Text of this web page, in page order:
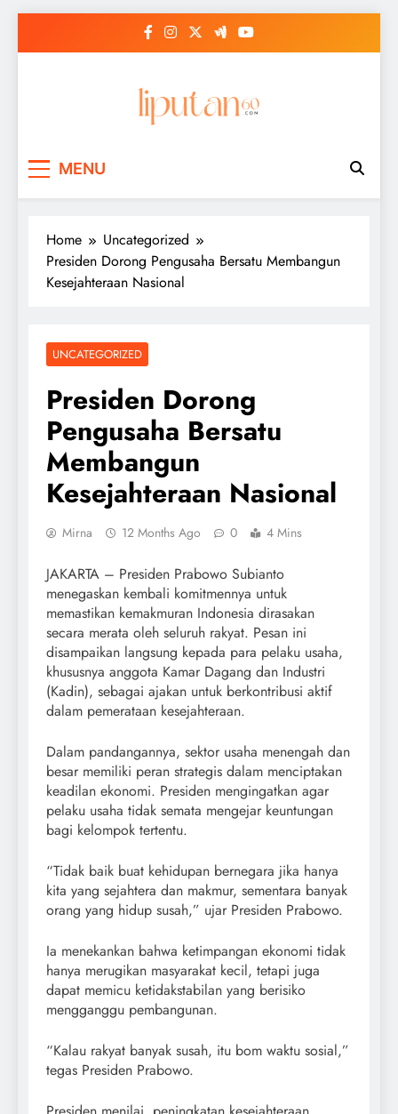
MENU
Home
Uncategorized
Presiden Dorong Pengusaha Bersatu Membangun
Kesejahteraan Nasional
UNCATEGORIZED
Presiden Dorong
Pengusaha Bersatu
Membangun
Kesejahteraan Nasional
Mirna 12 Months Ago 0 4 Mins
JAKARTA – Presiden Prabowo Subianto
menegaskan kembali komitmennya untuk
memastikan kemakmuran Indonesia dirasakan
secara merata oleh seluruh rakyat. Pesan ini
disampaikan langsung kepada para pelaku usaha,
khususnya anggota Kamar Dagang dan Industri
(Kadin), sebagai ajakan untuk berkontribusi aktif
dalam pemerataan kesejahteraan.
Dalam pandangannya, sektor usaha menengah dan
besar memiliki peran strategis dalam menciptakan
keadilan ekonomi. Presiden mengingatkan agar
pelaku usaha tidak semata mengejar keuntungan
bagi kelompok tertentu.
“Tidak baik buat kehidupan bernegara jika hanya
kita yang sejahtera dan makmur, sementara banyak
orang yang hidup susah,” ujar Presiden Prabowo.
Ia menekankan bahwa ketimpangan ekonomi tidak
hanya merugikan masyarakat kecil, tetapi juga
dapat memicu ketidakstabilan yang berisiko
mengganggu pembangunan.
“Kalau rakyat banyak susah, itu bom waktu sosial,”
tegas Presiden Prabowo.